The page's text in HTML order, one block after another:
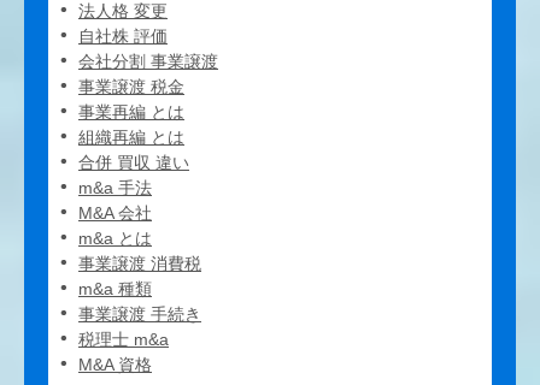
法人格 変更
自社株 評価
会社分割 事業譲渡
事業譲渡 税金
事業再編 とは
組織再編 とは
合併 買収 違い
m&a 手法
M&A 会社
m&a とは
事業譲渡 消費税
m&a 種類
事業譲渡 手続き
税理士 m&a
M&A 資格